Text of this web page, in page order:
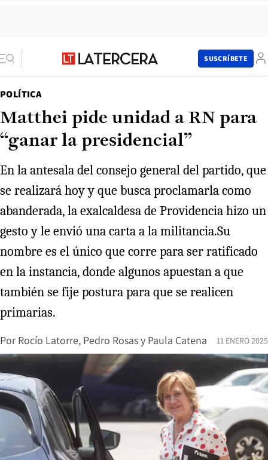
SUSCRÍBETE
POLÍTICA
Matthei pide unidad a RN para
“ganar la presidencial”
En la antesala del consejo general del partido, que
se realizará hoy y que busca proclamarla como
abanderada, la exalcaldesa de Providencia hizo un
gesto y le envió una carta a la militancia.Su
nombre es el único que corre para ser ratificado
en la instancia, donde algunos apuestan a que
también se fije postura para que se realicen
primarias.
Por Rocío Latorre, Pedro Rosasy Paula Catena 11 ENERO 2025